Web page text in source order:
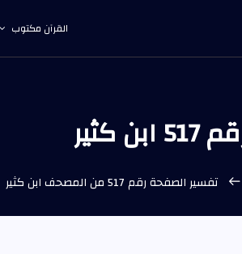
القرآن مكتوب
كثير
تفسير الصفحة رقم 517 من المصحف ابن كثير